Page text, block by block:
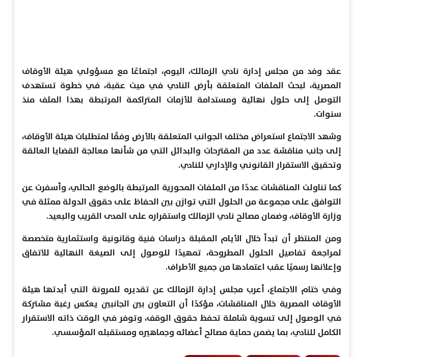
عقد وفد من مجلس إدارة نادي الزمالك، اليوم، اجتماعًا مع مسؤولي هيئة الأوقاف
المصرية، لبحث الملفات المتعلقة بأرض النادي في ميت عقبة، في خطوة تستهدف
التوصل إلى حلول نهائية ومستدامة للأزمات المتراكمة المرتبطة بهذا الملف منذ
سنوات.
وشهد الاجتماع استعراض مختلف الجوانب المتعلقة بالأرض وفقًا لمتطلبات هيئة الأوقاف،
إلى جانب مناقشة عدد من المقترحات والبدائل التي من شأنها معالجة القضايا العالقة
وتحقيق الاستقرار القانوني والإداري للنادي.
كما تناولت المناقشات عددًا من الملفات المحورية المرتبطة بالوضع الحالي، وأسفرت عن
التوافق على مجموعة من الحلول التي توازن بين الحفاظ على حقوق الدولة ممثلة في
وزارة الأوقاف، وضمان مصالح نادي الزمالك واستقراره على المدى القريب والبعيد.
ومن المنتظر أن تبدأ خلال الأيام المقبلة دراسات فنية وقانونية واستثمارية متخصصة
لمراجعة تفاصيل الحلول المطروحة، تمهيدًا للوصول إلى الصيغة النهائية للاتفاق
وإعلانها رسميًا عقب اعتمادها من جميع الأطراف.
وفي ختام الاجتماع، أعرب مجلس إدارة الزمالك عن تقديره للمرونة التي أبدتها هيئة
الأوقاف المصرية خلال المناقشات، مؤكدًا أن التعاون بين الجانبين يعكس رغبة مشتركة
في الوصول إلى تسوية شاملة تحفظ حقوق الوقف، وتوفر في الوقت ذاته الاستقرار
الكامل للنادي، بما يضمن حماية مصالح أعضائه وجماهيره ومستقبله المؤسسي.